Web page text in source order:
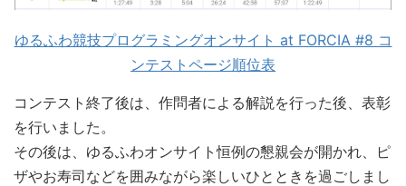
ゆるふわ競技プログラミングオンサイト at FORCIA #8 コ
ンテストページ順位表
コンテスト終了後は、作問者による解説を行った後、表彰
を行いました。
その後は、ゆるふわオンサイト恒例の懇親会が開かれ、ピ
ザやお寿司などを囲みながら楽しいひとときを過ごしまし